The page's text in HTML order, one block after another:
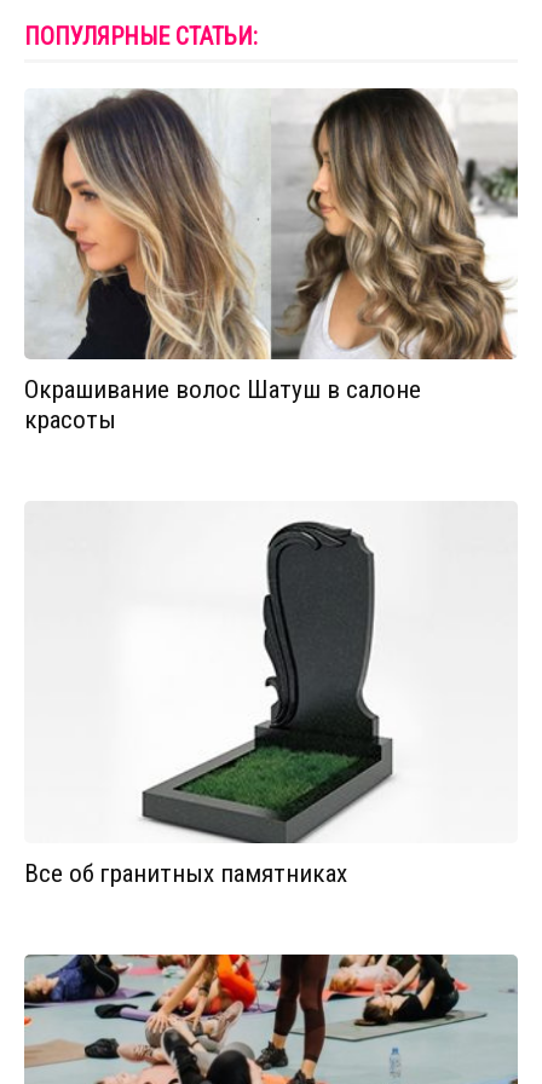
ПОПУЛЯРНЫЕ СТАТЬИ:
Окрашивание волос Шатуш в салоне
красоты
Все об гранитных памятниках